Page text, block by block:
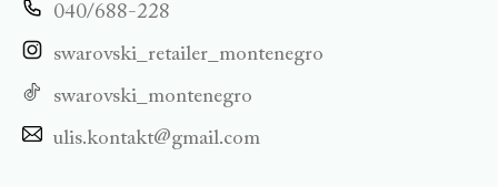
040/688-228
swarovski_retailer_montenegro
swarovski_montenegro
ulis.kontakt@gmail.com